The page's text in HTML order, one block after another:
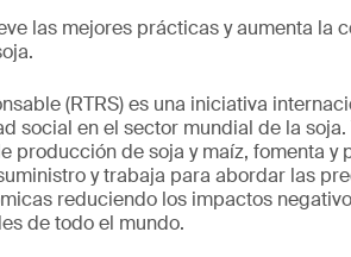
las mejores prácticas y aumenta la
(RTRS) es una iniciativa
social en el sector mundial de la
producción de soja y maíz, fomenta y
y trabaja para abordar las
reduciendo los impactos
de todo el mundo.